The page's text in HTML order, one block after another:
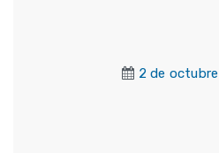
2 de